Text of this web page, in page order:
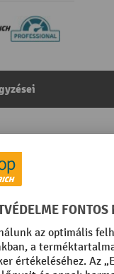
teherbírás